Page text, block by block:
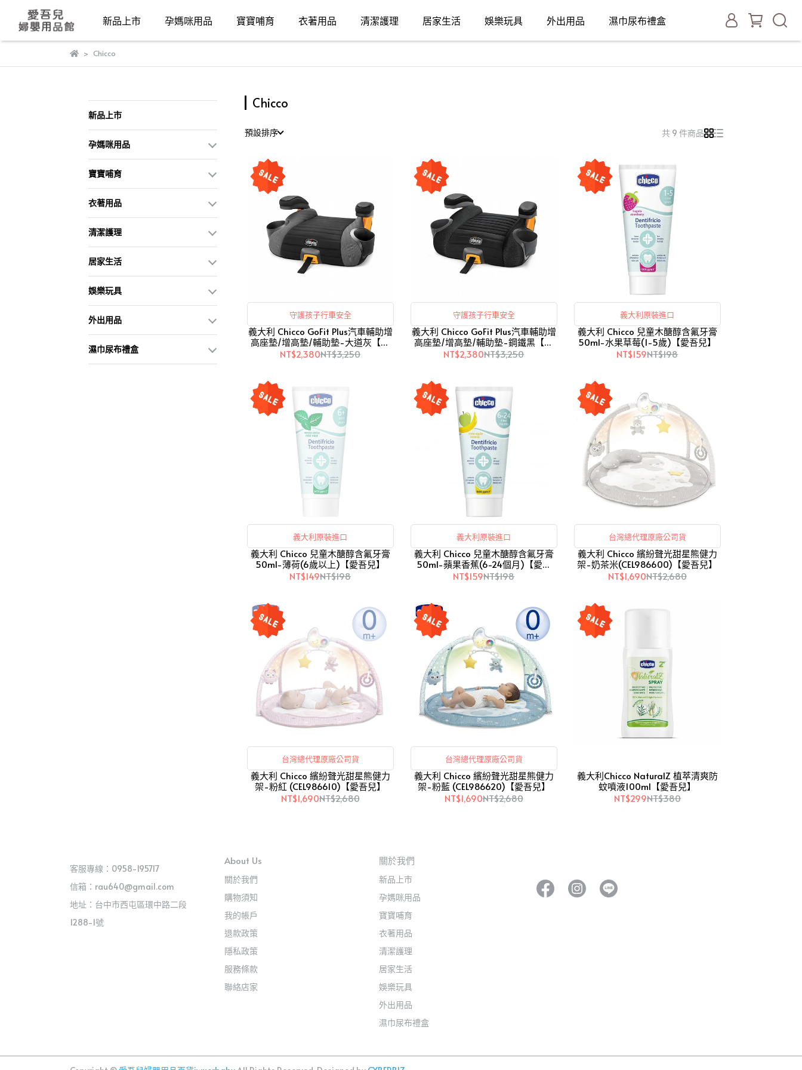
新品上市 孕媽咪用品 寶寶哺育 衣著用品 清潔護理 居家生活 娛樂玩具 外出用品 濕巾尿布禮盒
Chicco
新品上市
孕媽咪用品
寶寶哺育
衣著用品
清潔護理
居家生活
娛樂玩具
外出用品
濕巾尿布禮盒
Chicco
預設排序 共 9 件商品
守護孩子行車安全
義大利 Chicco GoFit Plus汽車輔助增
高座墊/增高墊/輔助墊-大道灰【愛
吾兒】
NT$2,380NT$3,250
守護孩子行車安全
義大利 Chicco GoFit Plus汽車輔助增
高座墊/增高墊/輔助墊-鋼鐵黑【愛
吾兒】
NT$2,380NT$3,250
義大利原裝進口
義大利 Chicco 兒童木醣醇含氟牙膏
50ml-水果草莓(1-5歲)【愛吾兒】
NT$159NT$198
義大利原裝進口
義大利 Chicco 兒童木醣醇含氟牙膏
50ml-薄荷(6歲以上)【愛吾兒】
NT$149NT$198
義大利原裝進口
義大利 Chicco 兒童木醣醇含氟牙膏
50ml-蘋果香蕉(6-24個月)【愛吾
兒】
NT$159NT$198
台灣總代理原廠公司貨
義大利 Chicco 繽紛聲光甜星熊健力
架-奶茶米(CEL986600)【愛吾兒】
NT$1,690NT$2,680
台灣總代理原廠公司貨
義大利 Chicco 繽紛聲光甜星熊健力
架-粉紅 (CEL986610)【愛吾兒】
NT$1,690NT$2,680
台灣總代理原廠公司貨
義大利 Chicco 繽紛聲光甜星熊健力
架-粉藍 (CEL986620)【愛吾兒】
NT$1,690NT$2,680
義大利Chicco NaturalZ 植萃清爽防
蚊噴液100ml【愛吾兒】
NT$299NT$380
客服專線：0958-195717
信箱：rau640@gmail.com
地址：台中市西屯區環中路二段
1288-1號
About Us
關於我們
購物須知
我的帳戶
退款政策
隱私政策
服務條款
聯絡店家
關於我們
新品上市
孕媽咪用品
寶寶哺育
衣著用品
清潔護理
居家生活
娛樂玩具
外出用品
濕巾尿布禮盒